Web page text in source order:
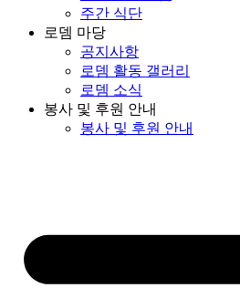
주간 식단
로뎀 마당
공지사항
로뎀 활동 갤러리
로뎀 소식
봉사 및 후원 안내
봉사 및 후원 안내